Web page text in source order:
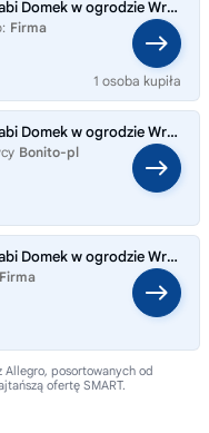
LEGO Koci domek Gabi Domek w ogrodzie Wróżkici 11212 LEGO
Firma
1 osoba kupiła
LEGO Koci domek Gabi Domek w ogrodzie Wróżkici 11212 LEGO
Bonito-pl
LEGO Koci domek Gabi Domek w ogrodzie Wróżkici 11212 LEGO
Firma
Allegro, posortowanych od
ofertę SMART.